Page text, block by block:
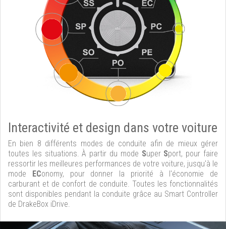
Interactivité et design dans votre voiture
En bien 8 différents modes de conduite afin de mieux gérer
toutes les situations. À partir du mode Super Sport, pour faire
ressortir les meilleures performances de votre voiture, jusqu'à le
mode EConomy, pour donner la priorité à l'économie de
carburant et de confort de conduite. Toutes les fonctionnalités
sont disponibles pendant la conduite grâce au Smart Controller
de DrakeBox iDrive.